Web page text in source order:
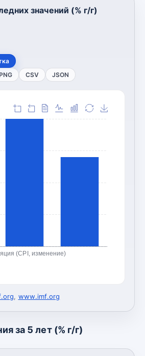
значений (% г/г)
CSV JSON
(CPI, изменение)
, www.imf.org
за 5 лет (% г/г)